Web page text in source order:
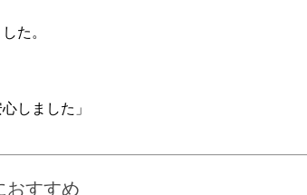
た。
しました」
おすすめ